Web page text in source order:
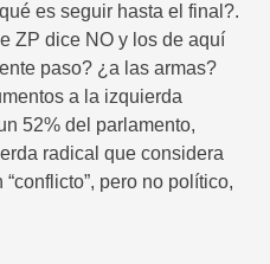
es seguir hasta el final?.
ZP dice NO y los de aquí
paso? ¿a las armas?
a la izquierda
52% del parlamento,
radical que considera
pero no político,